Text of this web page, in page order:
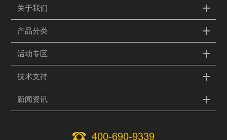
关于我们
产品分类
活动专区
技术支持
新闻资讯
400-690-9339